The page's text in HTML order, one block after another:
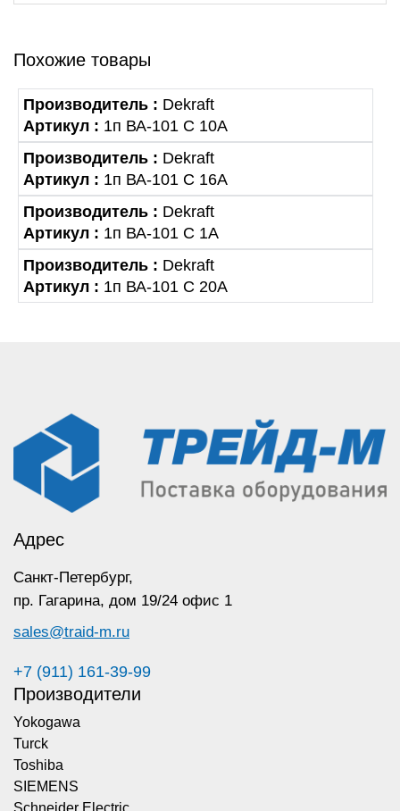
Похожие товары
Производитель : Dekraft
Артикул : 1п ВА-101 С 10А
Производитель : Dekraft
Артикул : 1п ВА-101 С 16А
Производитель : Dekraft
Артикул : 1п ВА-101 С 1А
Производитель : Dekraft
Артикул : 1п ВА-101 С 20А
Адрес
Санкт-Петербург,
пр. Гагарина, дом 19/24 офис 1
sales@traid-m.ru
+7 (911) 161-39-99
Производители
Yokogawa
Turck
Toshiba
SIEMENS
Schneider Electric